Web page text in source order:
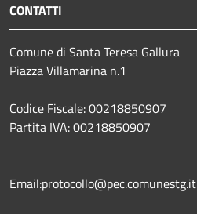
CONTATTI
Comune di Santa Teresa Gallura
Piazza Villamarina n.1
Codice Fiscale: 00218850907
Partita IVA: 00218850907
Email:protocollo@pec.comunestg.it